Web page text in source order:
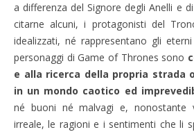
a differenza del Signore degli Anelli e
citarne alcuni, i protagonisti del
idealizzati, né rappresentano gli
personaggi di Game of Thrones sono
e alla ricerca della propria strada
in un mondo caotico ed
né buoni né malvagi e, nonostante
irreale, le ragioni e i sentimenti che li